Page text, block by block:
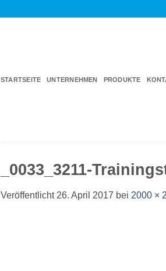
STARTSEITE UNTERNEHMEN PRODUKTE
_0033_3211-
Veröffentlicht 26. April 2017 bei 2000 ×